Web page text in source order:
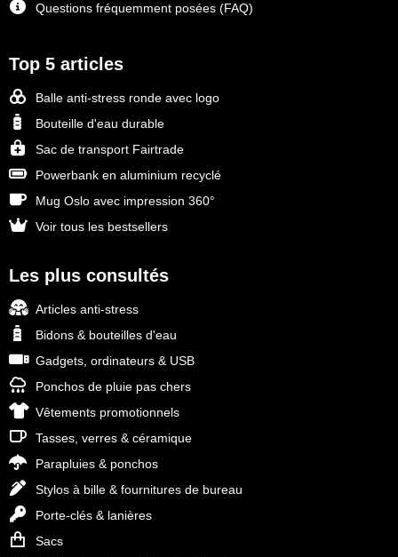
Questions fréquemment posées (FAQ)
Top 5 articles
Balle anti-stress ronde avec logo
Bouteille d'eau durable
Sac de transport Fairtrade
Powerbank en aluminium recyclé
Mug Oslo avec impression 360°
Voir tous les bestsellers
Les plus consultés
Articles anti-stress
Bidons & bouteilles d'eau
Gadgets, ordinateurs & USB
Ponchos de pluie pas chers
Vêtements promotionnels
Tasses, verres & céramique
Parapluies & ponchos
Stylos à bille & fournitures de bureau
Porte-clés & lanières
Sacs